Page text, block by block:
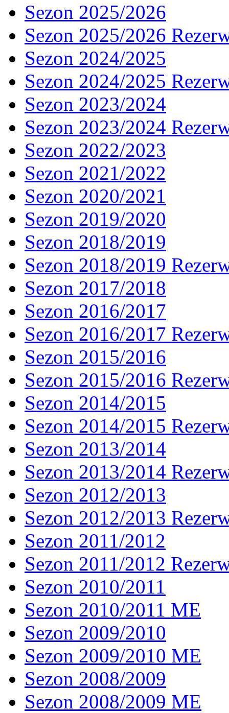
Sezon 2025/2026
Sezon 2025/2026
Sezon 2024/2025
Sezon 2024/2025
Sezon 2023/2024
Sezon 2023/2024
Sezon 2022/2023
Sezon 2021/2022
Sezon 2020/2021
Sezon 2019/2020
Sezon 2018/2019
Sezon 2018/2019
Sezon 2017/2018
Sezon 2016/2017
Sezon 2016/2017
Sezon 2015/2016
Sezon 2015/2016
Sezon 2014/2015
Sezon 2014/2015
Sezon 2013/2014
Sezon 2013/2014
Sezon 2012/2013
Sezon 2012/2013
Sezon 2011/2012
Sezon 2011/2012
Sezon 2010/2011
Sezon 2010/2011 ME
Sezon 2009/2010
Sezon 2009/2010 ME
Sezon 2008/2009
Sezon 2008/2009 ME